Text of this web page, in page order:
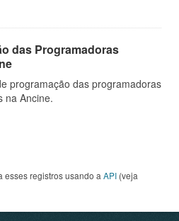
das Programadoras
programação das programadoras
na Ancine.
esses registros usando a API (veja